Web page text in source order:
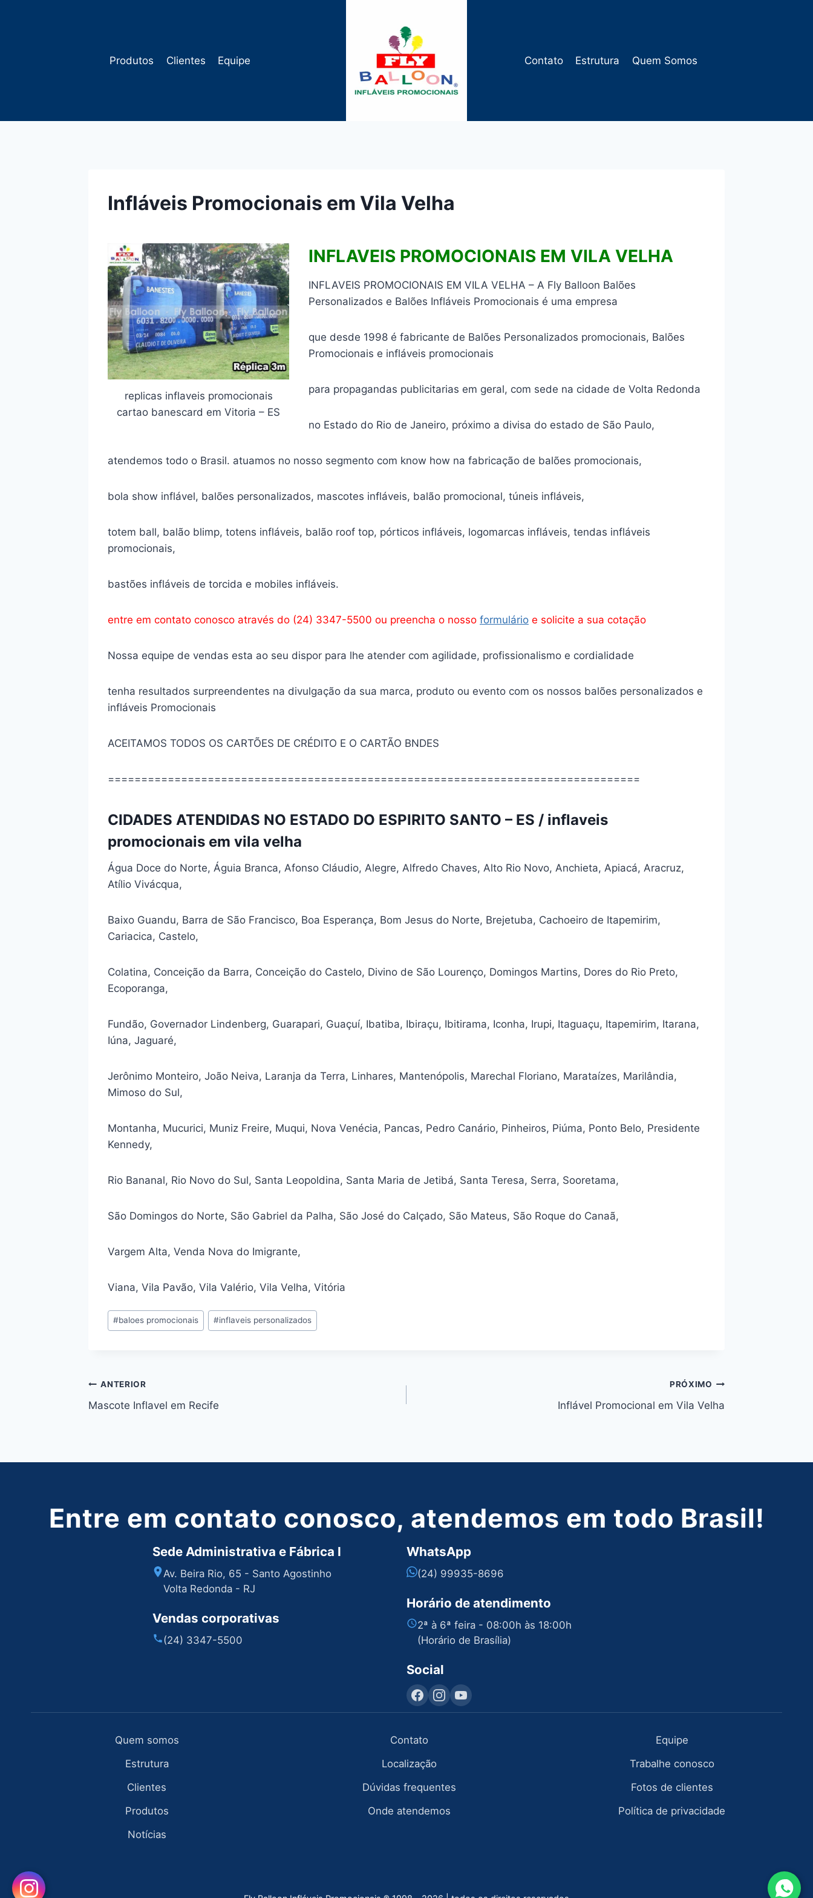
Produtos Clientes Equipe Contato Estrutura Quem Somos
Infláveis Promocionais em Vila Velha
replicas inflaveis promocionais
cartao banescard em Vitoria – ES
INFLAVEIS PROMOCIONAIS EM VILA VELHA
INFLAVEIS PROMOCIONAIS EM VILA VELHA – A Fly Balloon Balões
Personalizados e Balões Infláveis Promocionais é uma empresa
que desde 1998 é fabricante de Balões Personalizados promocionais, Balões
Promocionais e infláveis promocionais
para propagandas publicitarias em geral, com sede na cidade de Volta Redonda
no Estado do Rio de Janeiro, próximo a divisa do estado de São Paulo,
atendemos todo o Brasil. atuamos no nosso segmento com know how na fabricação de balões promocionais,
bola show inflável, balões personalizados, mascotes infláveis, balão promocional, túneis infláveis,
totem ball, balão blimp, totens infláveis, balão roof top, pórticos infláveis, logomarcas infláveis, tendas infláveis
promocionais,
bastões infláveis de torcida e mobiles infláveis.
entre em contato conosco através do (24) 3347-5500 ou preencha o nosso formulário e solicite a sua cotação
Nossa equipe de vendas esta ao seu dispor para lhe atender com agilidade, profissionalismo e cordialidade
tenha resultados surpreendentes na divulgação da sua marca, produto ou evento com os nossos balões personalizados e
infláveis Promocionais
ACEITAMOS TODOS OS CARTÕES DE CRÉDITO E O CARTÃO BNDES
================================================================================
CIDADES ATENDIDAS NO ESTADO DO ESPIRITO SANTO – ES / inflaveis
promocionais em vila velha
Água Doce do Norte, Águia Branca, Afonso Cláudio, Alegre, Alfredo Chaves, Alto Rio Novo, Anchieta, Apiacá, Aracruz,
Atílio Vivácqua,
Baixo Guandu, Barra de São Francisco, Boa Esperança, Bom Jesus do Norte, Brejetuba, Cachoeiro de Itapemirim,
Cariacica, Castelo,
Colatina, Conceição da Barra, Conceição do Castelo, Divino de São Lourenço, Domingos Martins, Dores do Rio Preto,
Ecoporanga,
Fundão, Governador Lindenberg, Guarapari, Guaçuí, Ibatiba, Ibiraçu, Ibitirama, Iconha, Irupi, Itaguaçu, Itapemirim, Itarana,
Iúna, Jaguaré,
Jerônimo Monteiro, João Neiva, Laranja da Terra, Linhares, Mantenópolis, Marechal Floriano, Marataízes, Marilândia,
Mimoso do Sul,
Montanha, Mucurici, Muniz Freire, Muqui, Nova Venécia, Pancas, Pedro Canário, Pinheiros, Piúma, Ponto Belo, Presidente
Kennedy,
Rio Bananal, Rio Novo do Sul, Santa Leopoldina, Santa Maria de Jetibá, Santa Teresa, Serra, Sooretama,
São Domingos do Norte, São Gabriel da Palha, São José do Calçado, São Mateus, São Roque do Canaã,
Vargem Alta, Venda Nova do Imigrante,
Viana, Vila Pavão, Vila Valério, Vila Velha, Vitória
Tags
do
#baloes promocionais #inflaveis personalizados
Navegação
de
ANTERIOR
Mascote Inflavel em Recife
PRÓXIMO
Inflável Promocional em Vila Velha
Entre em contato conosco, atendemos em todo Brasil!
Sede Administrativa e Fábrica I
Av. Beira Rio, 65 - Santo Agostinho
Volta Redonda - RJ
Vendas corporativas
(24) 3347-5500
WhatsApp
(24) 99935-8696
Horário de atendimento
2ª à 6ª feira - 08:00h às 18:00h
(Horário de Brasília)
Social
Quem somos
Estrutura
Clientes
Produtos
Notícias
Contato
Localização
Dúvidas frequentes
Onde atendemos
Equipe
Trabalhe conosco
Fotos de clientes
Política de privacidade